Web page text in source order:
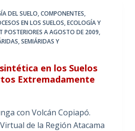
DEL SUELO,COMPONENTES,
EN LOS SUELOS,ECOLOGÍA Y
POSTERIORES A AGOSTO DE 2009,
SEMIÁRIDAS Y
en los Suelos
Extremadamente
con Volcán Copiapó.
de la Región Atacama